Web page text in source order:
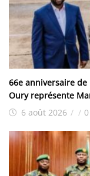
66e anniversaire de
Oury représente
6 août 2026 / /